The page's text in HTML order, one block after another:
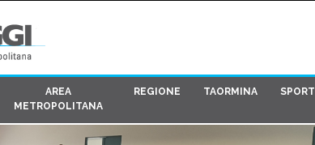
AREA
METROPOLITANA
REGIONE TAORMINA SPORT